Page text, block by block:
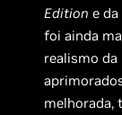
Edition e
foi ainda
realismo da
melhorada,